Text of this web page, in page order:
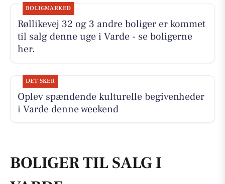
BOLIGMARKED
Røllikevej 32 og 3 andre boliger er kommet
til salg denne uge i Varde - se boligerne
her.
DET SKER
Oplev spændende kulturelle begivenheder
i Varde denne weekend
BOLIGER TIL SALG I